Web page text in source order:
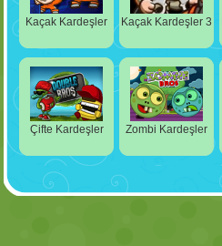
Kaçak Kardeşler Kaçak Kardeşler 3
Çifte Kardeşler Zombi Kardeşler